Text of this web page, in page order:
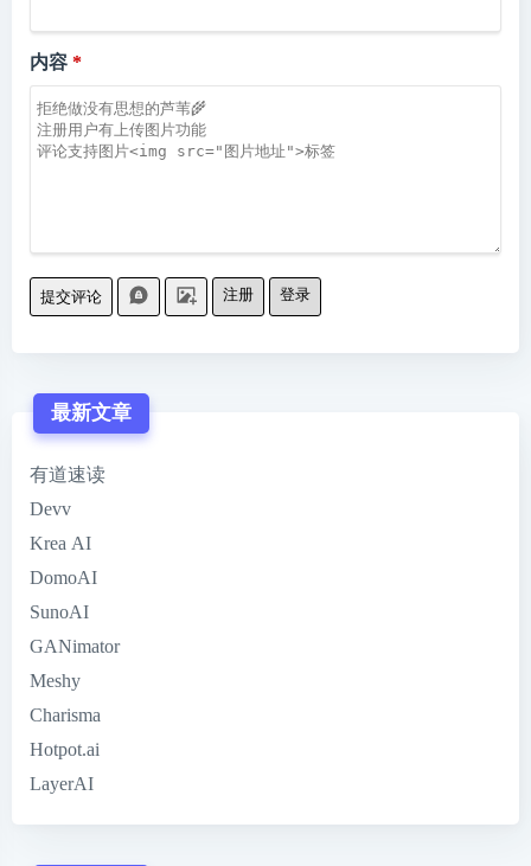
内容
提交评论 注册 登录
最新文章
有道速读
Devv
Krea AI
DomoAI
SunoAI
GANimator
Meshy
Charisma
Hotpot.ai
LayerAI